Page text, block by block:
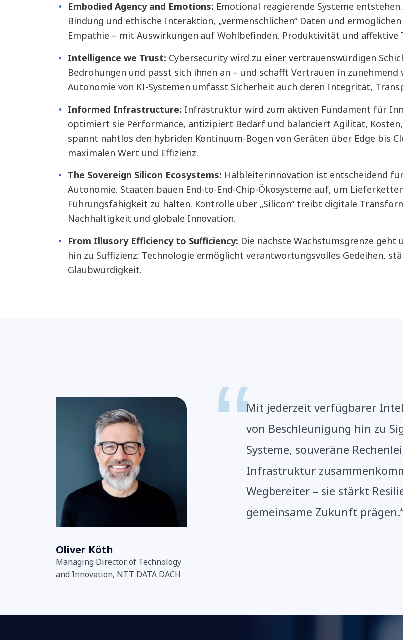
Embodied Agency and Emotions: Emotional reagierende Systeme
Bindung und ethische Interaktion, „vermenschlichen“ Daten und
Empathie – mit Auswirkungen auf Wohlbefinden, Produktivität und
Intelligence we Trust: Cybersecurity wird zu einer vertrauenswürdigen
Bedrohungen und passt sich ihnen an – und schafft Vertrauen in
Autonomie von KI-Systemen umfasst Sicherheit auch deren Integrität,
Informed Infrastructure: Infrastruktur wird zum aktiven Fundament für
optimiert sie Performance, antizipiert Bedarf und balanciert Agilität,
spannt nahtlos den hybriden Kontinuum-Bogen von Geräten über Edge bis
maximalen Wert und Effizienz.
The Sovereign Silicon Ecosystems: Halbleiterinnovation ist entscheidend
Autonomie. Staaten bauen End-to-End-Chip-Ökosysteme auf, um
Führungsfähigkeit zu halten. Kontrolle über „Silicon“ treibt digitale
Nachhaltigkeit und globale Innovation.
From Illusory Efficiency to Sufficiency: Die nächste Wachstumsgrenze geht
hin zu Suffizienz: Technologie ermöglicht verantwortungsvolles Gedeihen,
Glaubwürdigkeit.
Mit jederzeit verfügbarer
von Beschleunigung hin zu
Systeme, souveräne
Infrastruktur
Wegbereiter – sie stärkt
gemeinsame Zukunft
Oliver Köth
Managing Director of Technology
and Innovation, NTT DATA DACH